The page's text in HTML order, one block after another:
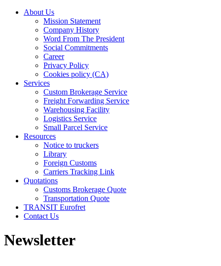
About Us
Mission Statement
Company History
Word From The President
Social Commitments
Career
Privacy Policy
Cookies policy (CA)
Services
Custom Brokerage Service
Freight Forwarding Service
Warehousing Facility
Logistics Service
Small Parcel Service
Resources
Notice to truckers
Library
Foreign Customs
Carriers Tracking Link
Quotations
Customs Brokerage Quote
Transportation Quote
TRANSIT Eurofret
Contact Us
Newsletter